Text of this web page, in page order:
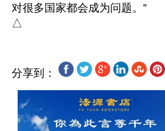
对很多国家都会成为问题。”
分享到：